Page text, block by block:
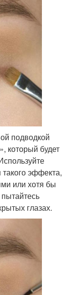
подводкой
который будет
такого эффекта,
или хотя бы
глазах.